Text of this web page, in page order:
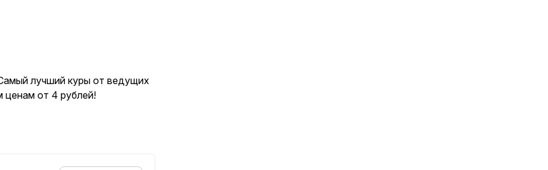
лучший куры от ведущих
ценам от 4 рублей!